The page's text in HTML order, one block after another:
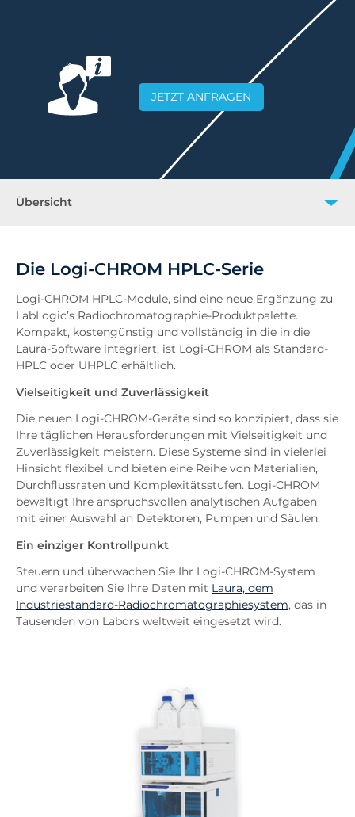
JETZT ANFRAGEN
Übersicht
Module
Anfrage
Ähnliche Nachrichten
Die Logi-CHROM HPLC-Serie
Logi-CHROM HPLC-Module, sind eine neue Ergänzung zu
LabLogic’s Radiochromatographie-Produktpalette.
Kompakt, kostengünstig und vollständig in die in die
Laura-Software integriert, ist Logi-CHROM als Standard-
HPLC oder UHPLC erhältlich.
Vielseitigkeit und Zuverlässigkeit
Die neuen Logi-CHROM-Geräte sind so konzipiert, dass sie
Ihre täglichen Herausforderungen mit Vielseitigkeit und
Zuverlässigkeit meistern. Diese Systeme sind in vielerlei
Hinsicht flexibel und bieten eine Reihe von Materialien,
Durchflussraten und Komplexitätsstufen. Logi-CHROM
bewältigt Ihre anspruchsvollen analytischen Aufgaben
mit einer Auswahl an Detektoren, Pumpen und Säulen.
Ein einziger Kontrollpunkt
Steuern und überwachen Sie Ihr Logi-CHROM-System
und verarbeiten Sie Ihre Daten mit Laura, dem
Industriestandard-Radiochromatographiesystem, das in
Tausenden von Labors weltweit eingesetzt wird.